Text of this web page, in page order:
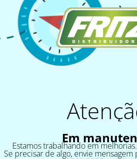
Em
Estamos trabalhando em
Se precisar de algo, envie mensagem